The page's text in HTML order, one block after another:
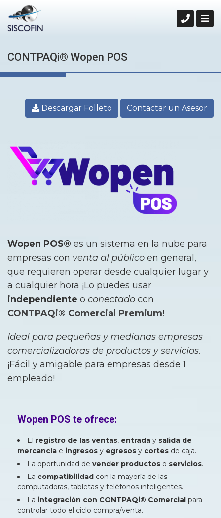
CONTPAQi® Wopen POS
Descargar Folleto Contactar un Asesor
Wopen POS® es un sistema en la nube para
empresas con venta al público en general,
que requieren operar desde cualquier lugar y
a cualquier hora ¡Lo puedes usar
independiente o conectado con
CONTPAQi® Comercial Premium!
Ideal para pequeñas y medianas empresas
comercializadoras de productos y servicios.
¡Fácil y amigable para empresas desde 1
empleado!
Wopen POS te ofrece:
El registro de las ventas, entrada y salida de
mercancía e ingresos y egresos y cortes de caja.
La oportunidad de vender productos o servicios.
La compatibilidad con la mayoría de las
computadoras, tabletas y teléfonos inteligentes.
La integración con CONTPAQi® Comercial para
controlar todo el ciclo compra/venta.